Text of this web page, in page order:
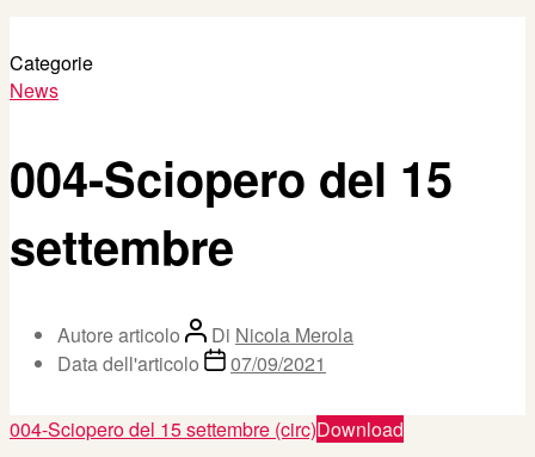
Categorie
News
004-Sciopero del 15
settembre
Autore articolo Di Nicola Merola
Data dell'articolo
07/09/2021
004-Sciopero del 15 settembre (circ)Download